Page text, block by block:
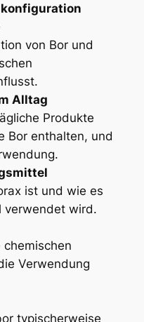
von Bor und
Alltag
Produkte
Bor enthalten, und
ist und wie es
verwendet wird.
chemischen
Verwendung
typischerweise